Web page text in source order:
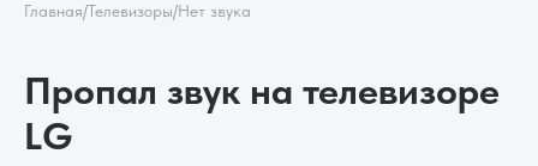
Главная/Телевизоры/Нет звука
Пропал звук на телевизоре
LG